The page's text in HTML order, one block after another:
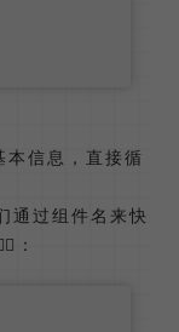
信息，直接循
过组件名来快
：